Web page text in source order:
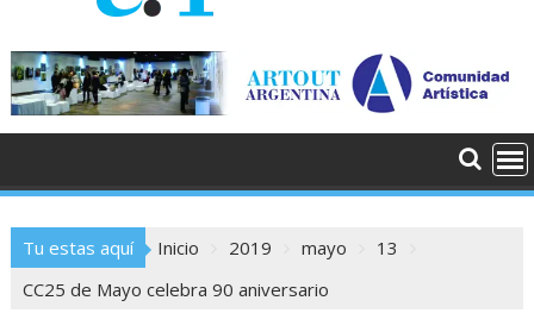
Tu estas aquí Inicio 2019 mayo
13
CC25 de Mayo celebra 90 aniversario